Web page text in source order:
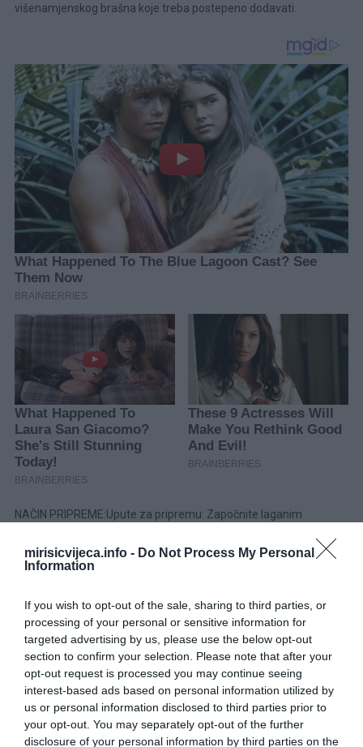
mirisicvijeca.info - Do Not Process My Personal
Information
If you wish to opt-out of the sale, sharing to third parties, or
processing of your personal or sensitive information for
targeted advertising by us, please use the below opt-out
section to confirm your selection. Please note that after your
opt-out request is processed you may continue seeing
interest-based ads based on personal information utilized by
us or personal information disclosed to third parties prior to
your opt-out. You may separately opt-out of the further
disclosure of your personal information by third parties on the
višenamjenskog brašna koje treba postepeno dodavati.
NAČIN PRIPREME:Upute za pripremu: Započnite laganim
kakvu toplinu koja bi ga učinila vrućim. Umiješajte 1 žlicu šećera
korak ključan za učinkovito dizanje tijesta.
U prostranoj zdjeli za miješanje pomiješajte jaja s preostalim
šećerom, vanilin šećerom i malo soli, miješajući smjesu dok ne
postane svijetla i pjenasta. Umiješajte omekšali maslac u smjesu
jaja, nastavljajući tući dok konzistencija ne postane glatka i
kremasta.Umiješajte smjesu aktiviranog kvasca i miješajte dok se